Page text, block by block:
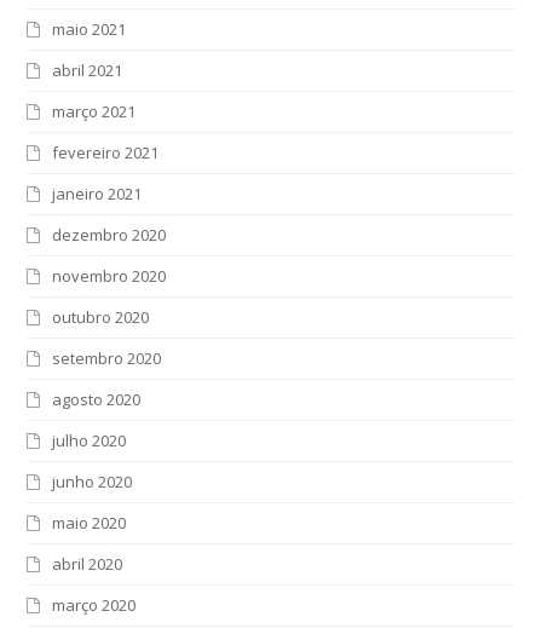
maio 2021
abril 2021
março 2021
fevereiro 2021
janeiro 2021
dezembro 2020
novembro 2020
outubro 2020
setembro 2020
agosto 2020
julho 2020
junho 2020
maio 2020
abril 2020
março 2020